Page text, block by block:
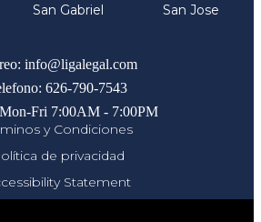
San Gabriel San Jose
info@ligalegal.com
626-790-7543
Fri 7:00AM - 7:00PM
y Condiciones
de privacidad
Statement